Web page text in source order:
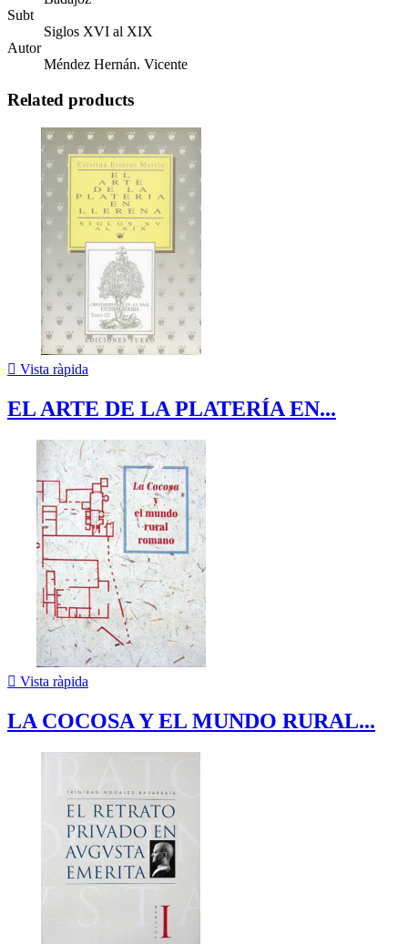
Subt
Siglos XVI al XIX
Autor
Méndez Hernán. Vicente
Related products
 Vista ràpida
EL ARTE DE LA PLATERÍA EN...
 Vista ràpida
LA COCOSA Y EL MUNDO RURAL...